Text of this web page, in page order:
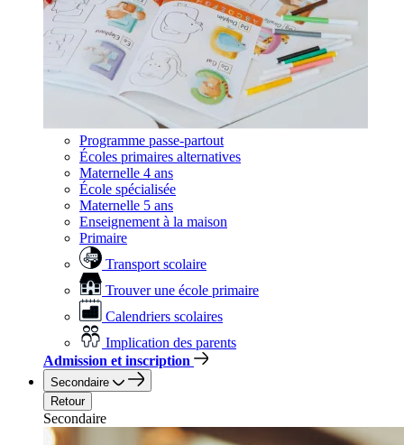
Programme passe-partout
Écoles primaires alternatives
Maternelle 4 ans
École spécialisée
Maternelle 5 ans
Enseignement à la maison
Primaire
Transport scolaire
Trouver une école primaire
Calendriers scolaires
Implication des parents
Admission et inscription
Secondaire
Retour
Secondaire